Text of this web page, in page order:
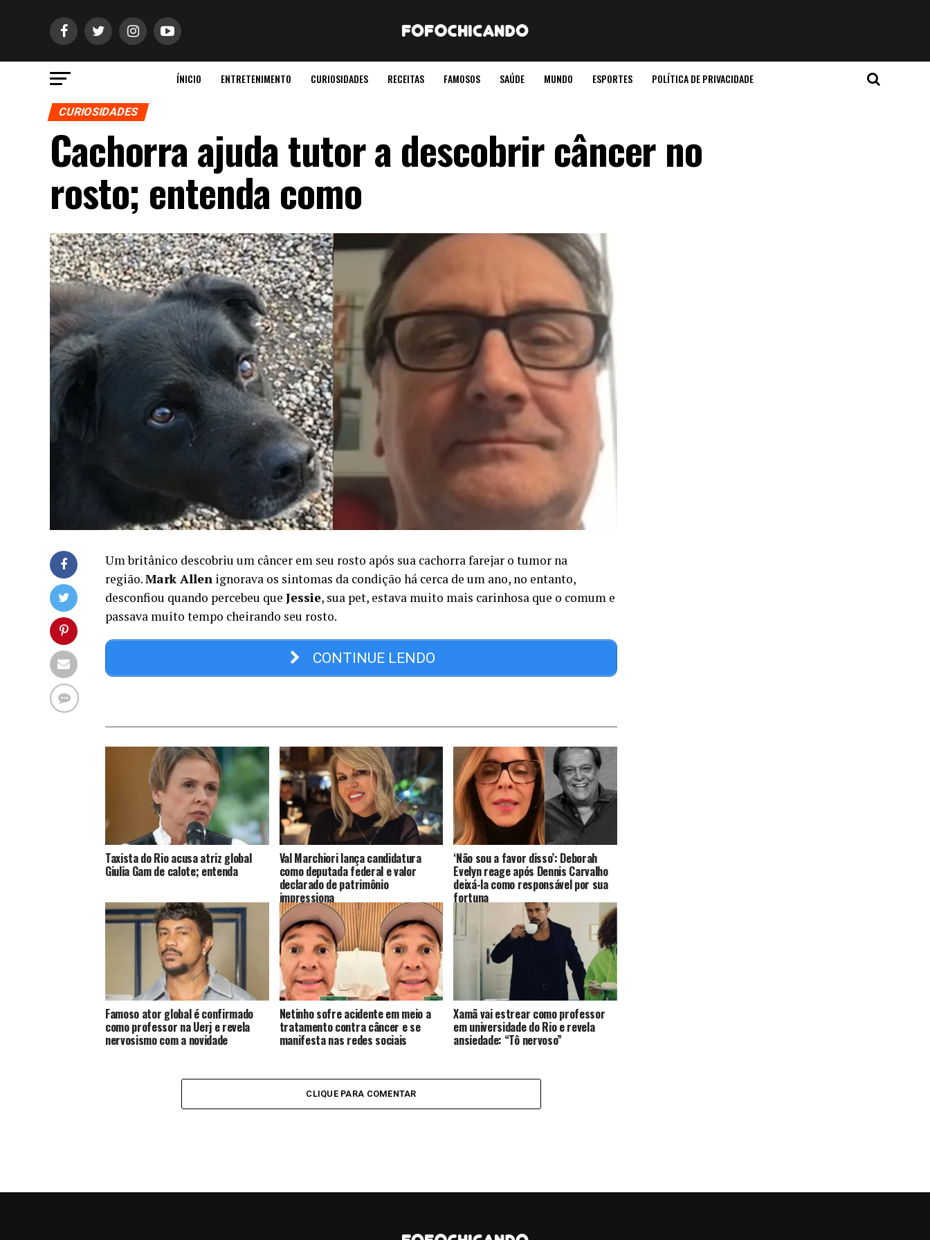
ÍNICIO ENTRETENIMENTO CURIOSIDADES RECEITAS FAMOSOS SAÚDE MUNDO ESPORTES POLÍTICA DE PRIVACIDADE
CURIOSIDADES
Cachorra ajuda tutor a descobrir câncer no
rosto; entenda como
Um britânico descobriu um câncer em seu rosto após sua cachorra farejar o tumor na
região.Mark Allen ignorava os sintomas da condição há cerca de um ano, no entanto,
desconfiou quando percebeu que Jessie, sua pet, estava muito mais carinhosa que o comum e
passava muito tempo cheirando seu rosto.
CONTINUE LENDO
Taxista do Rio acusa atriz global
Giulia Gam de calote; entenda
Val Marchiori lança candidatura
como deputada federal e valor
declarado de patrimônio
impressiona
‘Não sou a favor disso’: Deborah
Evelyn reage após Dennis Carvalho
deixá-la como responsável por sua
fortuna
Famoso ator global é confirmado
como professor na Uerj e revela
nervosismo com a novidade
Netinho sofre acidente em meio a
tratamento contra câncer e se
manifesta nas redes sociais
Xamã vai estrear como professor
em universidade do Rio e revela
ansiedade: “Tô nervoso”
CLIQUE PARA COMENTAR